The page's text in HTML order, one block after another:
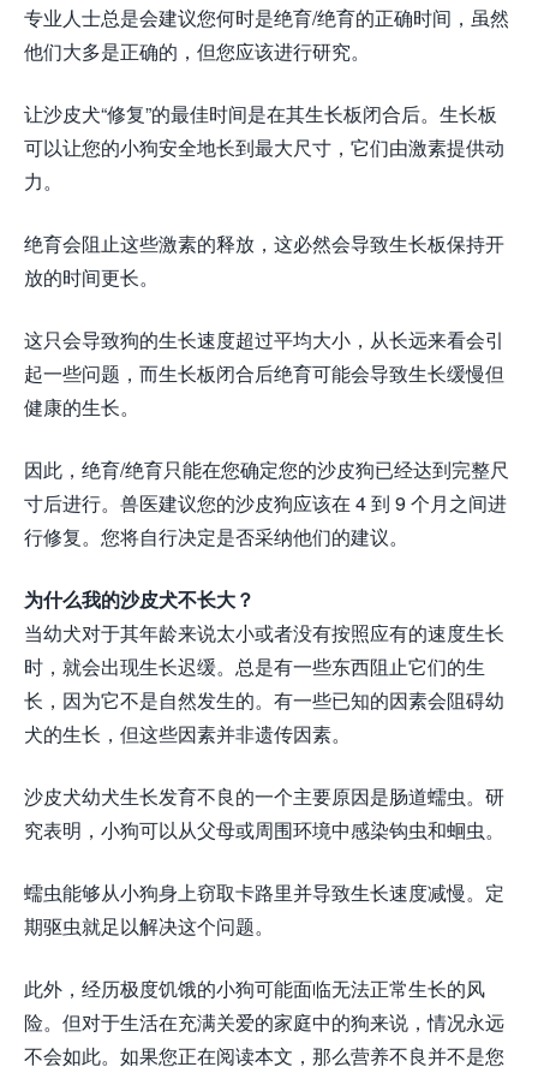
专业人士总是会建议您何时是绝育/绝育的正确时间，虽然
他们大多是正确的，但您应该进行研究。
让沙皮犬“修复”的最佳时间是在其生长板闭合后。生长板
可以让您的小狗安全地长到最大尺寸，它们由激素提供动
力。
绝育会阻止这些激素的释放，这必然会导致生长板保持开
放的时间更长。
这只会导致狗的生长速度超过平均大小，从长远来看会引
起一些问题，而生长板闭合后绝育可能会导致生长缓慢但
健康的生长。
因此，绝育/绝育只能在您确定您的沙皮狗已经达到完整尺
寸后进行。兽医建议您的沙皮狗应该在 4 到 9 个月之间进
行修复。您将自行决定是否采纳他们的建议。
为什么我的沙皮犬不长大？
当幼犬对于其年龄来说太小或者没有按照应有的速度生长
时，就会出现生长迟缓。总是有一些东西阻止它们的生
长，因为它不是自然发生的。有一些已知的因素会阻碍幼
犬的生长，但这些因素并非遗传因素。
沙皮犬幼犬生长发育不良的一个主要原因是肠道蠕虫。研
究表明，小狗可以从父母或周围环境中感染钩虫和蛔虫。
蠕虫能够从小狗身上窃取卡路里并导致生长速度减慢。定
期驱虫就足以解决这个问题。
此外，经历极度饥饿的小狗可能面临无法正常生长的风
险。但对于生活在充满关爱的家庭中的狗来说，情况永远
不会如此。如果您正在阅读本文，那么营养不良并不是您